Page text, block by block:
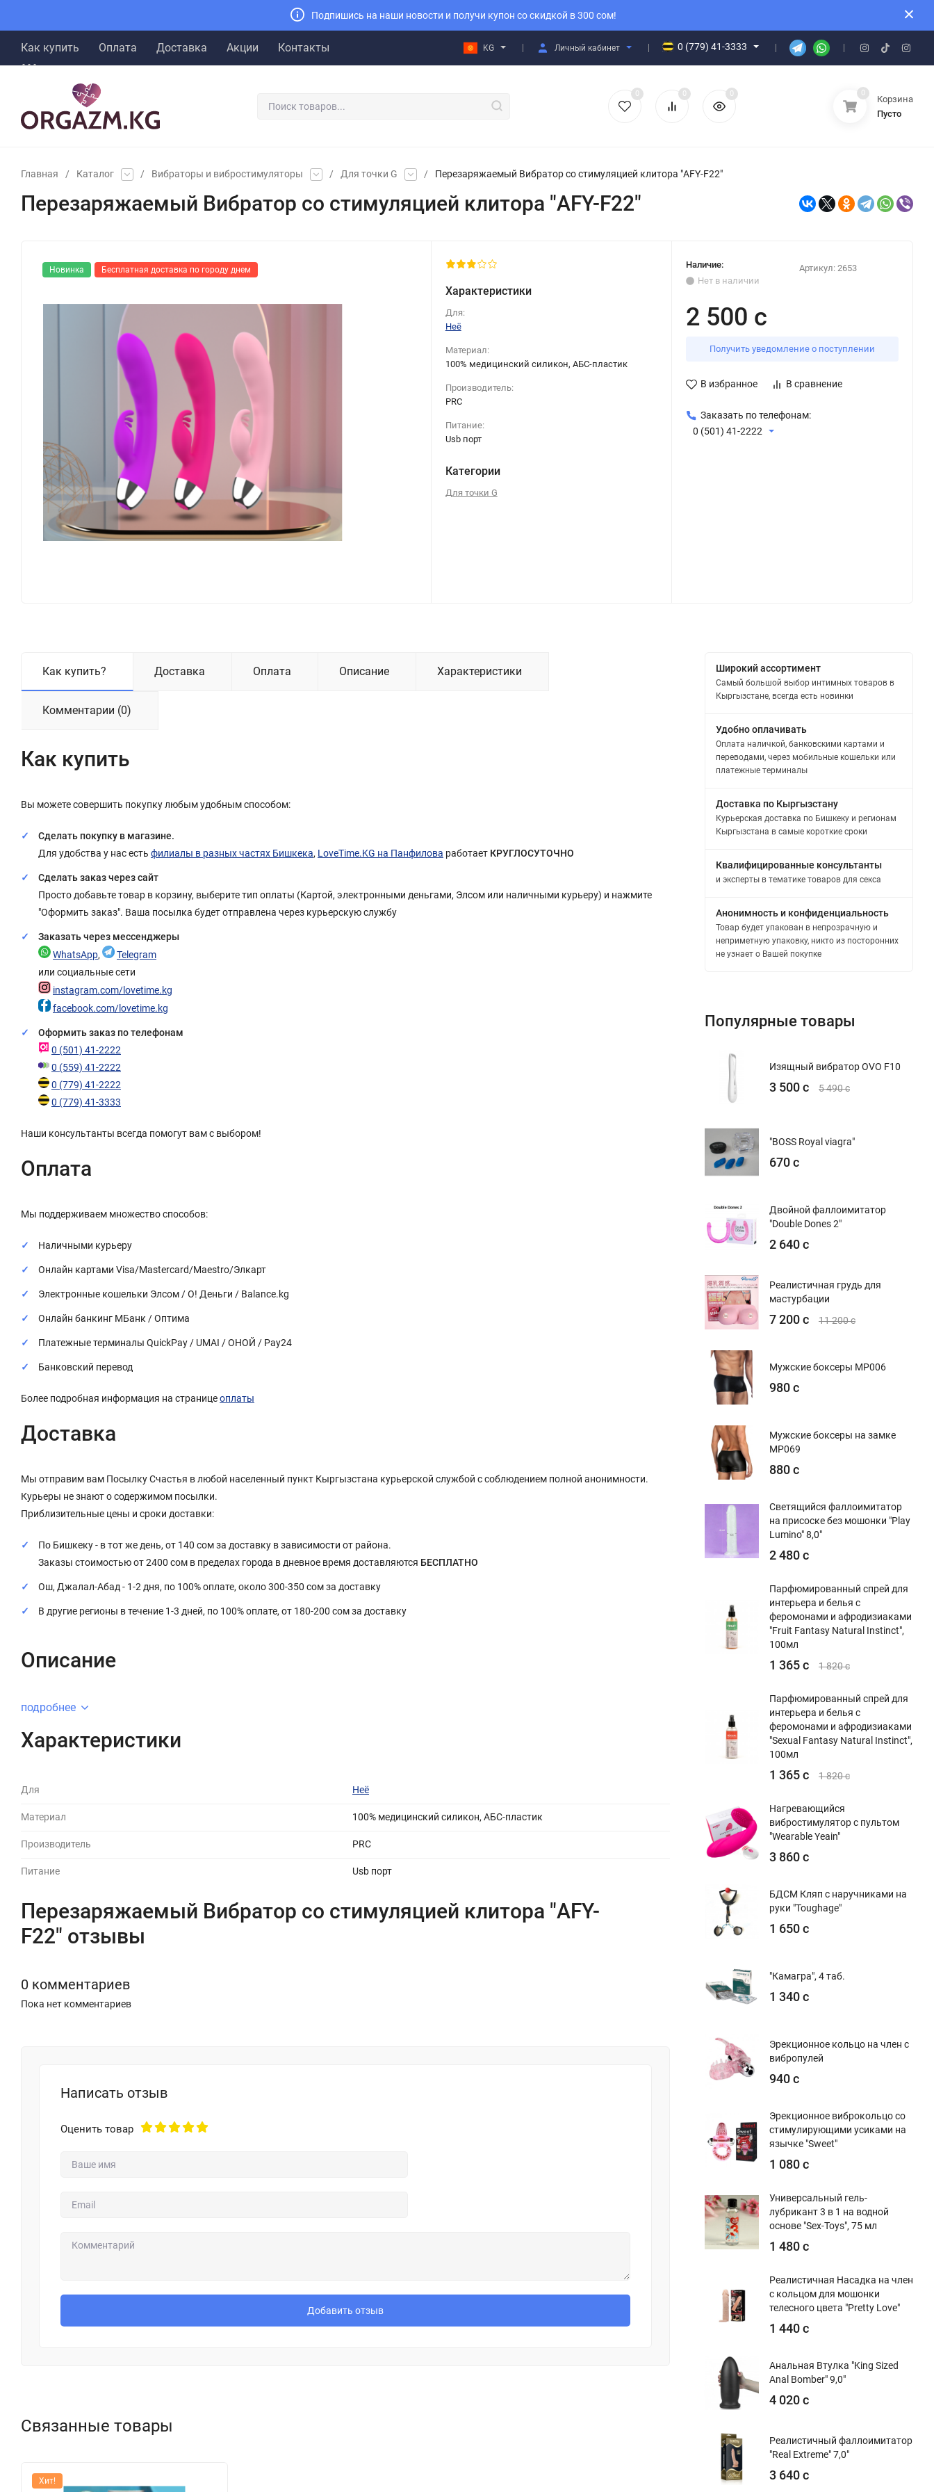
Подпишись на наши новости и получи купон со скидкой в 300 сом!
Как купить Оплата Доставка Акции Контакты KG Личный кабинет 0 (779) 41-3333
0 0 0 0
Корзина
Пусто
Главная / Каталог / Вибраторы и вибростимуляторы / Для точки G / Перезаряжаемый Вибратор cо стимуляцией клитора "AFY-F22"
Перезаряжаемый Вибратор cо стимуляцией клитора "AFY-F22"
Новинка Бесплатная доставка по городу днем
Характеристики
Для:
Неё
Материал:
100% медицинский силикон, АБС-пластик
Производитель:
PRC
Питание:
Usb порт
Категории
Для точки G
Наличие:
Нет в наличии
Артикул: 2653
2 500 с
Получить уведомление о поступлении
В избранное В сравнение
Заказать по телефонам:
0 (501) 41-2222
Как купить? Доставка Оплата Описание Характеристики
Комментарии (0)
Как купить
Вы можете совершить покупку любым удобным способом:
Сделать покупку в магазине.
Для удобства у нас есть филиалы в разных частях Бишкека, LoveTime.KG на Панфилова работает КРУГЛОСУТОЧНО
Сделать заказ через сайт
Просто добавьте товар в корзину, выберите тип оплаты (Картой, электронными деньгами, Элсом или наличными курьеру) и нажмите
"Оформить заказ". Ваша посылка будет отправлена через курьерскую службу
Заказать через мессенджеры
WhatsApp,
Telegram
или социальные сети
instagram.com/lovetime.kg
facebook.com/lovetime.kg
Оформить заказ по телефонам
0 (501) 41-2222
0 (559) 41-2222
0 (779) 41-2222
0 (779) 41-3333
Наши консультанты всегда помогут вам с выбором!
Оплата
Мы поддерживаем множество способов:
Наличными курьеру
Онлайн картами Visa/Mastercard/Maestro/Элкарт
Электронные кошельки Элсом / О! Деньги / Balance.kg
Онлайн банкинг МБанк / Оптима
Платежные терминалы QuickPay / UMAI / ОНОЙ / Pay24
Банковский перевод
Более подробная информация на страницеоплаты
Доставка
Мы отправим вам Посылку Счастья в любой населенный пункт Кыргызстана курьерской службой с соблюдением полной анонимности.
Курьеры не знают о содержимом посылки.
Приблизительные цены и сроки доставки:
По Бишкеку - в тот же день, от 140 сом за доставку в зависимости от района.
Заказы стоимостью от 2400 сом в пределах города в дневное время доставляются БЕСПЛАТНО
Ош, Джалал-Абад - 1-2 дня, по 100% оплате, около 300-350 сом за доставку
В другие регионы в течение 1-3 дней, по 100% оплате, от 180-200 сом за доставку
Описание
подробнее
Характеристики
Для Неё
Материал 100% медицинский силикон, АБС-пластик
Производитель PRC
Питание Usb порт
Перезаряжаемый Вибратор cо стимуляцией клитора "AFY-
F22" отзывы
0 комментариев
Пока нет комментариев
Написать отзыв
Оценить товар
Добавить отзыв
Связанные товары
Хит!
Широкий ассортимент
Самый большой выбор интимных товаров в
Кыргызстане, всегда есть новинки
Удобно оплачивать
Оплата наличкой, банковскими картами и
переводами, через мобильные кошельки или
платежные терминалы
Доставка по Кыргызстану
Курьерская доставка по Бишкеку и регионам
Кыргызстана в самые короткие сроки
Квалифицированные консультанты
и эксперты в тематике товаров для секса
Анонимность и конфиденциальность
Товар будет упакован в непрозрачную и
неприметную упаковку, никто из посторонних
не узнает о Вашей покупке
Популярные товары
Изящный вибратор OVO F10
3 500 с 5 490 с
"BOSS Royal viagra"
670 с
Двойной фаллоимитатор
"Double Dones 2"
2 640 с
Реалистичная грудь для
мастурбации
7 200 с 11 200 с
Мужские боксеры MP006
980 с
Мужские боксеры на замке
MP069
880 с
Светящийся фаллоимитатор
на присоске без мошонки "Play
Lumino" 8,0"
2 480 с
Парфюмированный спрей для
интерьера и белья с
феромонами и афродизиаками
"Fruit Fantasy Natural Instinct",
100мл
1 365 с 1 820 с
Парфюмированный спрей для
интерьера и белья с
феромонами и афродизиаками
"Sexual Fantasy Natural Instinct",
100мл
1 365 с 1 820 с
Нагревающийся
вибростимулятор с пультом
"Wearable Yeain"
3 860 с
БДСМ Кляп с наручниками на
руки "Toughage"
1 650 с
"Камагра", 4 таб.
1 340 с
Эрекционное кольцо на член с
вибропулей
940 с
Эрекционное виброкольцо со
стимулирующими усиками на
язычке "Sweet"
1 080 с
Универсальный гель-
лубрикант 3 в 1 на водной
основе "Sex-Toys", 75 мл
1 480 с
Реалистичная Насадка на член
с кольцом для мошонки
телесного цвета "Pretty Love"
1 440 с
Анальная Втулка "King Sized
Anal Bomber" 9,0"
4 020 с
Реалистичный фаллоимитатор
"Real Extreme" 7,0"
3 640 с